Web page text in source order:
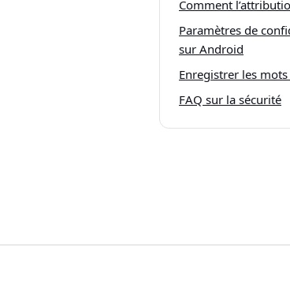
Comment
Paramètres de
sur Android
Enregistrer les
FAQ sur la sécurité